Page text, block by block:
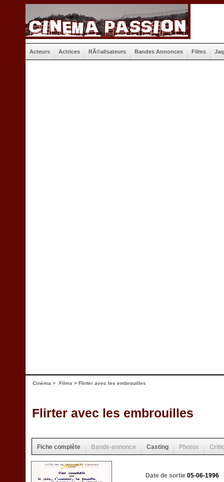
Acteurs Actrices RÃ©alisateurs Bandes Annonces Films
Cinéma > Films > Flirter avec les embrouilles
Flirter avec les embrouilles
Fiche complète Bande-annonce Casting Photos
Date de sortie 05-06-1996